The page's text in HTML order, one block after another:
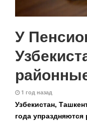
У
1 год назад
Узбекистан,
года